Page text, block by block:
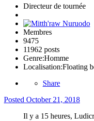
Directeur de tournée
Membres
9475
11962 posts
Genre:Homme
Localisation:Floating
Share
Posted October 21, 2018
Il y a 15 heures,